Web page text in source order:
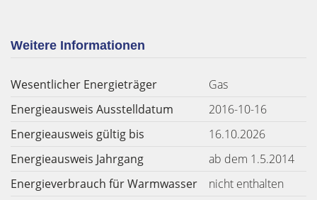
Weitere Informationen
Wesentlicher Energieträger
Gas
Energieausweis Ausstelldatum
2016-10-16
Energieausweis gültig bis
16.10.2026
Energieausweis Jahrgang
ab dem 1.5.2014
Energieverbrauch für Warmwasser
nicht enthalten